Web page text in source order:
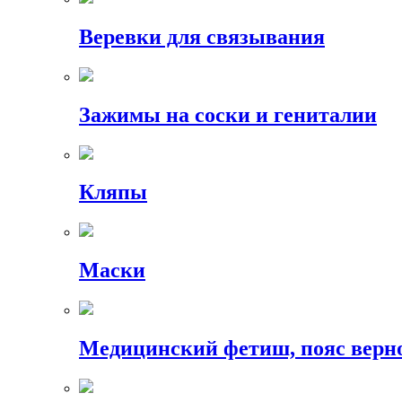
Веревки для связывания
Зажимы на соски и гениталии
Кляпы
Маски
Медицинский фетиш, пояс